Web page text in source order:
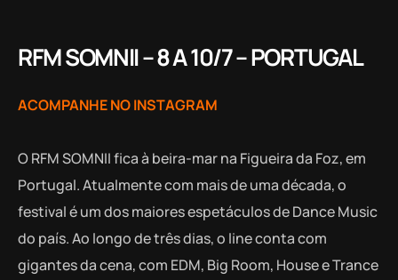
RFM SOMNII – 8 A 10/7 – PORTUGAL
ACOMPANHE NO INSTAGRAM
O RFM SOMNII fica à beira-mar na Figueira da Foz, em
Portugal. Atualmente com mais de uma década, o
festival é um dos maiores espetáculos de Dance Music
do país. Ao longo de três dias, o line conta com
gigantes da cena, com EDM, Big Room, House e Trance